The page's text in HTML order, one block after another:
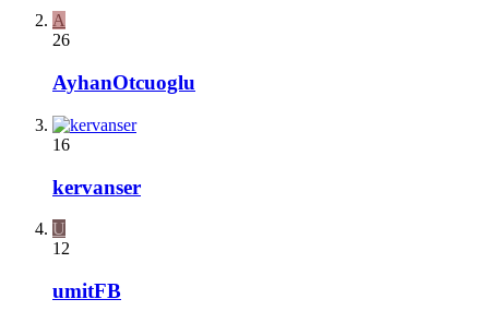
A
26
AyhanOtcuoglu
16
kervanser
U
12
umitFB